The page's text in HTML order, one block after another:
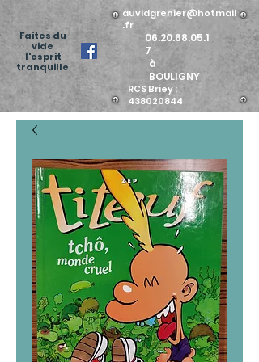
Faites du
vide
l'esprit
tranquille
auvidgrenier@hotmail
.fr
06.20.68.05.1
7
à
BOULIGNY
RCS Briey :
438020844